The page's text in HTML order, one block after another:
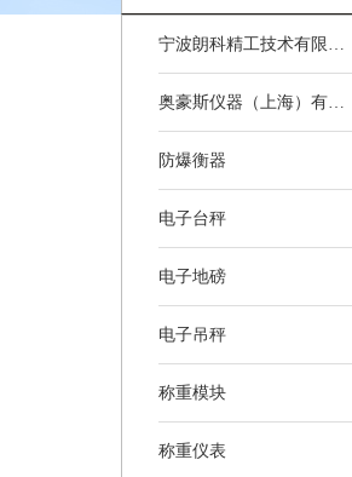
宁波朗科精工技术有限公司
奥豪斯仪器（上海）有限公司
防爆衡器
电子台秤
电子地磅
电子吊秤
称重模块
称重仪表